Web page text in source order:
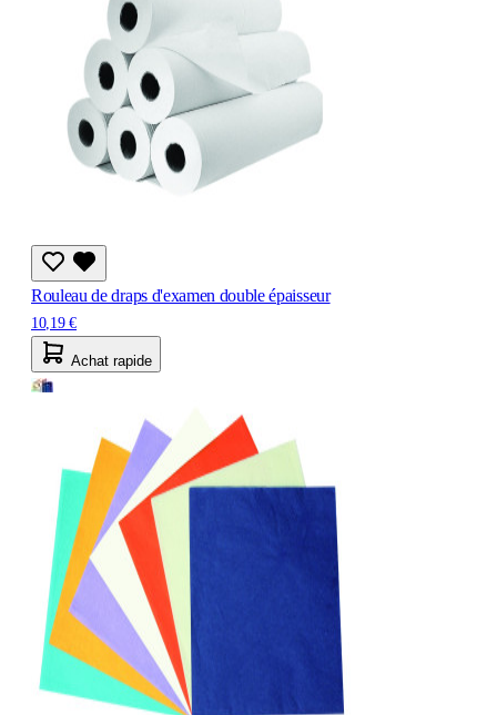
Rouleau de draps d'examen double épaisseur
10,19 €
Achat rapide